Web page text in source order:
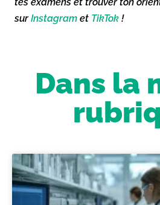
surInstagram et TikTok !
Dans la